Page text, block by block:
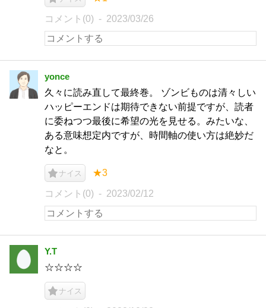
コメント(0) 2023/03/26
yonce
久々に読み直して最終巻。 ゾンビものは清々しい
ハッピーエンドは期待できない前提ですが、読者
に委ねつつ最後に希望の光を見せる。みたいな、
ある意味想定内ですが、時間軸の使い方は絶妙だ
なと。
ナイス ★3
コメント(0) 2023/02/12
Y.T
☆☆☆☆
ナイス